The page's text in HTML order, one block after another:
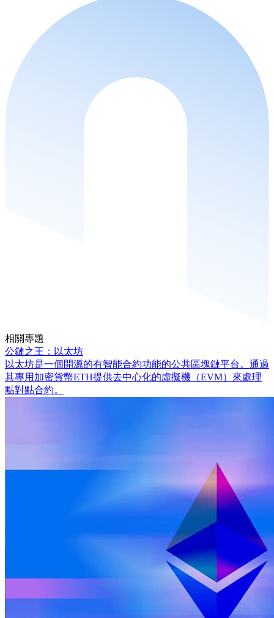
相關專題
公鏈之王：以太坊
以太坊是一個開源的有智能合約功能的公共區塊鏈平台。通過
其專用加密貨幣ETH提供去中心化的虛擬機（EVM）來處理
點對點合約。